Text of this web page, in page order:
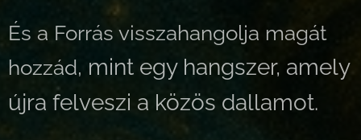
És a Forrás visszahangolja magát
hozzád, mint egy hangszer, amely
újra felveszi a közös dallamot.